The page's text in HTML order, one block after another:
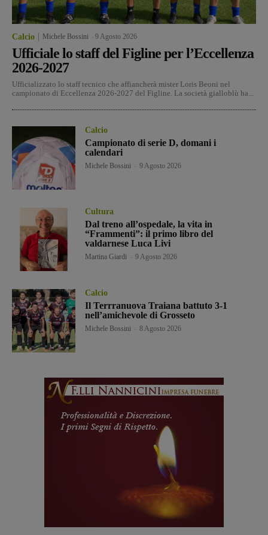
Calcio Michele Bossini 9 Agosto 2026
Ufficiale lo staff del Figline per l’Eccellenza
2026-2027
Ufficializzato lo staff tecnico che affiancherà mister Loris Beoni nel
campionato di Eccellenza 2026-2027 del Figline. La società gialloblù ha...
Calcio
Campionato di serie D, domani i
calendari
Michele Bossini 9 Agosto 2026
Cultura
Dal treno all’ospedale, la vita in
“Frammenti”: il primo libro del
valdarnese Luca Livi
Martina Giardi 9 Agosto 2026
Calcio
Il Terrranuova Traiana battuto 3-1
nell’amichevole di Grosseto
Michele Bossini 8 Agosto 2026